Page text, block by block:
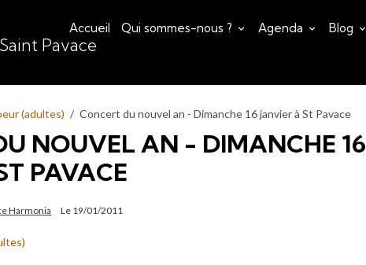
Pavace
Accueil Qui sommes-nous ? Agenda Blog
(adultes) Concert du nouvel an - Dimanche 16 janvier à St Pavace
NOUVEL AN - DIMANCHE 16
PAVACE
Harmonia Le 19/01/2011